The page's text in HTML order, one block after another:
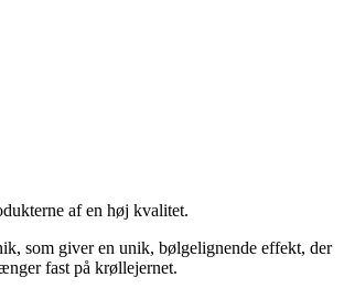
af en høj kvalitet.
som giver en unik, bølgelignende effekt, der
fast på krøllejernet.